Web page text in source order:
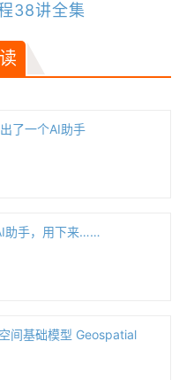
38讲全集
了一个AI助手
助手，用下来……
间基础模型 Geospatial